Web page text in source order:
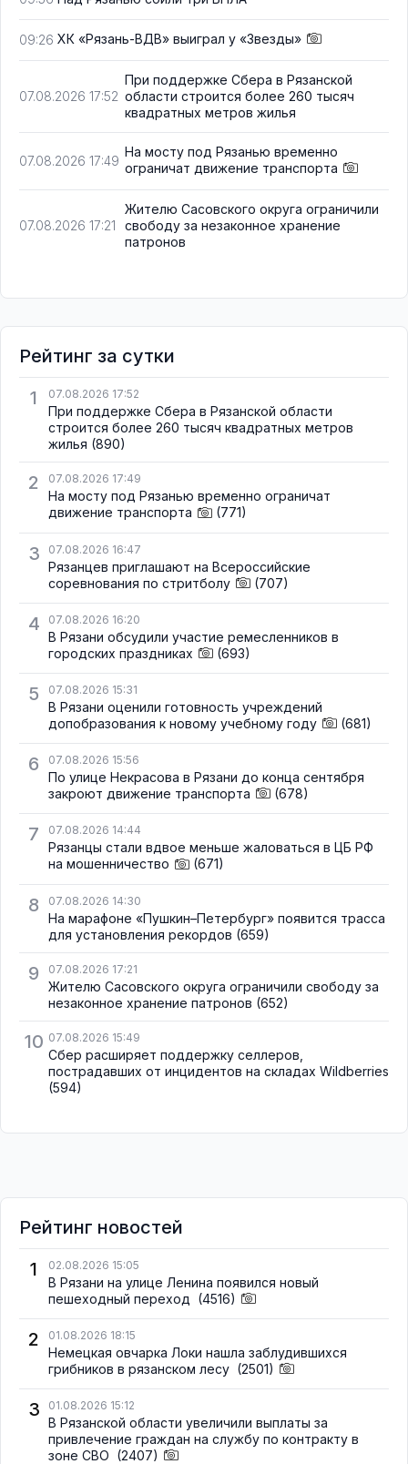
09:26 ХК «Рязань-ВДВ» выиграл у «Звезды»
07.08.2026 17:52
При поддержке Сбера в Рязанской
области строится более 260 тысяч
квадратных метров жилья
07.08.2026 17:49
На мосту под Рязанью временно
ограничат движение транспорта
07.08.2026 17:21
Жителю Сасовского округа ограничили
свободу за незаконное хранение
патронов
Рейтинг за сутки
1
07.08.2026 17:52
При поддержке Сбера в Рязанской области
строится более 260 тысяч квадратных метров
жилья (890)
2 07.08.2026 17:49
На мосту под Рязанью временно ограничат
движение транспорта
(771)
3 07.08.2026 16:47
Рязанцев приглашают на Всероссийские
соревнования по стритболу
(707)
4 07.08.2026 16:20
В Рязани обсудили участие ремесленников в
городских праздниках
(693)
5 07.08.2026 15:31
В Рязани оценили готовность учреждений
допобразования к новому учебному году
(681)
6 07.08.2026 15:56
По улице Некрасова в Рязани до конца сентября
закроют движение транспорта
(678)
7 07.08.2026 14:44
Рязанцы стали вдвое меньше жаловаться в ЦБ РФ
на мошенничество
(671)
8 07.08.2026 14:30
На марафоне «Пушкин–Петербург» появится трасса
для установления рекордов (659)
9 07.08.2026 17:21
Жителю Сасовского округа ограничили свободу за
незаконное хранение патронов (652)
10 07.08.2026 15:49
Сбер расширяет поддержку селлеров,
пострадавших от инцидентов на складах Wildberries
(594)
Рейтинг новостей
1
02.08.2026 15:05
В Рязани на улице Ленина появился новый
пешеходный переход (4516)
2 01.08.2026 18:15
Немецкая овчарка Локи нашла заблудившихся
грибников в рязанском лесу (2501)
3 01.08.2026 15:12
В Рязанской области увеличили выплаты за
привлечение граждан на службу по контракту в
зоне СВО (2407)